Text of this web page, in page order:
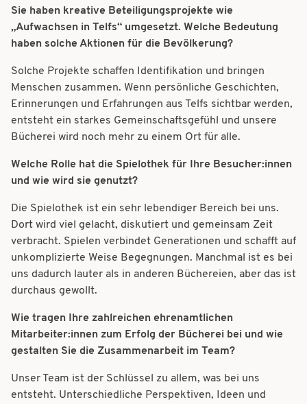
Sie haben kreative Beteiligungsprojekte wie
„Aufwachsen in Telfs“ umgesetzt. Welche Bedeutung
haben solche Aktionen für die Bevölkerung?
Solche Projekte schaffen Identifikation und bringen
Menschen zusammen. Wenn persönliche Geschichten,
Erinnerungen und Erfahrungen aus Telfs sichtbar werden,
entsteht ein starkes Gemeinschaftsgefühl und unsere
Bücherei wird noch mehr zu einem Ort für alle.
Welche Rolle hat die Spielothek für Ihre Besucher:innen
und wie wird sie genutzt?
Die Spielothek ist ein sehr lebendiger Bereich bei uns.
Dort wird viel gelacht, diskutiert und gemeinsam Zeit
verbracht. Spielen verbindet Generationen und schafft auf
unkomplizierte Weise Begegnungen. Manchmal ist es bei
uns dadurch lauter als in anderen Büchereien, aber das ist
durchaus gewollt.
Wie tragen Ihre zahlreichen ehrenamtlichen
Mitarbeiter:innen zum Erfolg der Bücherei bei und wie
gestalten Sie die Zusammenarbeit im Team?
Unser Team ist der Schlüssel zu allem, was bei uns
entsteht. Unterschiedliche Perspektiven, Ideen und